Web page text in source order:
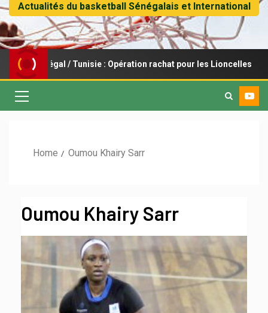
Actualités du basketball Sénégalais et International
Sénégal / Tunisie : Opération rachat pour les Lioncelles
Home Oumou Khairy Sarr
Oumou Khairy Sarr